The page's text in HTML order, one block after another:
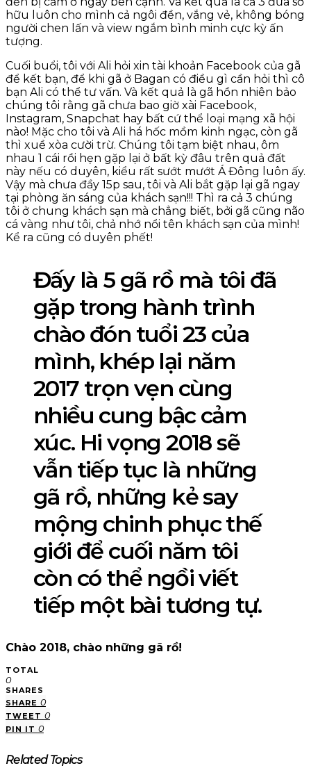
hữu luôn cho mình cả ngôi đền, vắng vẻ, không bóng
người chen lấn và view ngắm bình minh cực kỳ ấn
tượng.
Cuối buổi, tôi với Ali hỏi xin tài khoản Facebook của gã
để kết bạn, để khi gã ở Bagan có điều gì cần hỏi thì cô
bạn Ali có thể tư vấn. Và kết quả là gã hồn nhiên bảo
chúng tôi rằng gã chưa bao giờ xài Facebook,
Instagram, Snapchat hay bất cứ thể loại mạng xã hội
nào! Mặc cho tôi và Ali há hốc mồm kinh ngạc, còn gã
thì xuề xòa cười trừ. Chúng tôi tạm biệt nhau, ôm
nhau 1 cái rồi hẹn gặp lại ở bất kỳ đâu trên quả đất
này nếu có duyên, kiểu rất sướt mướt Á Đông luôn ấy.
Vậy mà chưa đầy 15p sau, tôi và Ali bắt gặp lại gã ngay
tại phòng ăn sáng của khách sạn!!! Thì ra cả 3 chúng
tôi ở chung khách sạn mà chẳng biết, bởi gã cũng não
cá vàng như tôi, chả nhớ nổi tên khách sạn của mình!
Kể ra cũng có duyên phết!
Đấy là 5 gã rồ mà tôi đã
gặp trong hành trình
chào đón tuổi 23 của
mình, khép lại năm
2017 trọn vẹn cùng
nhiều cung bậc cảm
xúc. Hi vọng 2018 sẽ
vẫn tiếp tục là những
gã rồ, những kẻ say
mộng chinh phục thế
giới để cuối năm tôi
còn có thể ngồi viết
tiếp một bài tương tự.
Chào 2018, chào những gã rồ!
TOTAL
0
SHARES
SHARE 0
TWEET 0
PIN IT 0
Related Topics